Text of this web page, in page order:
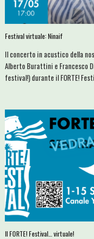
Festival virtuale: Ninaif
Il concerto in acustico della
Alberto Burattini e
festival!) durante il FORTE!
Il FORTE! Festival… virtuale!